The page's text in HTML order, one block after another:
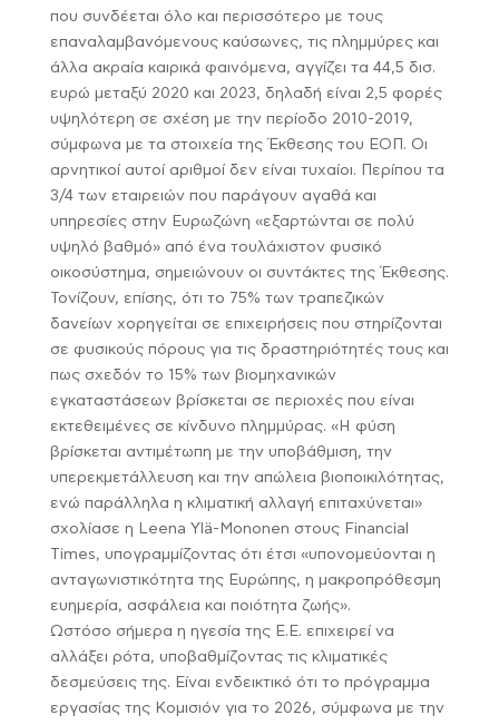
που συνδέεται όλο και περισσότερο με τους
επαναλαμβανόμενους καύσωνες, τις πλημμύρες και
άλλα ακραία καιρικά φαινόμενα, αγγίζει τα 44,5 δισ.
ευρώ μεταξύ 2020 και 2023, δηλαδή είναι 2,5 φορές
υψηλότερη σε σχέση με την περίοδο 2010-2019,
σύμφωνα με τα στοιχεία της Έκθεσης του ΕΟΠ. Οι
αρνητικοί αυτοί αριθμοί δεν είναι τυχαίοι. Περίπου τα
3/4 των εταιρειών που παράγουν αγαθά και
υπηρεσίες στην Ευρωζώνη «εξαρτώνται σε πολύ
υψηλό βαθμό» από ένα τουλάχιστον φυσικό
οικοσύστημα, σημειώνουν οι συντάκτες της Έκθεσης.
Τονίζουν, επίσης, ότι το 75% των τραπεζικών
δανείων χορηγείται σε επιχειρήσεις που στηρίζονται
σε φυσικούς πόρους για τις δραστηριότητές τους και
πως σχεδόν το 15% των βιομηχανικών
εγκαταστάσεων βρίσκεται σε περιοχές που είναι
εκτεθειμένες σε κίνδυνο πλημμύρας. «Η φύση
βρίσκεται αντιμέτωπη με την υποβάθμιση, την
υπερεκμετάλλευση και την απώλεια βιοποικιλότητας,
ενώ παράλληλα η κλιματική αλλαγή επιταχύνεται»
σχολίασε η Leena Ylä-Mononen στους Financial
Times, υπογραμμίζοντας ότι έτσι «υπονομεύονται η
ανταγωνιστικότητα της Ευρώπης, η μακροπρόθεσμη
ευημερία, ασφάλεια και ποιότητα ζωής».
Ωστόσο σήμερα η ηγεσία της Ε.Ε. επιχειρεί να
αλλάξει ρότα, υποβαθμίζοντας τις κλιματικές
δεσμεύσεις της. Είναι ενδεικτικό ότι το πρόγραμμα
εργασίας της Κομισιόν για το 2026, σύμφωνα με την